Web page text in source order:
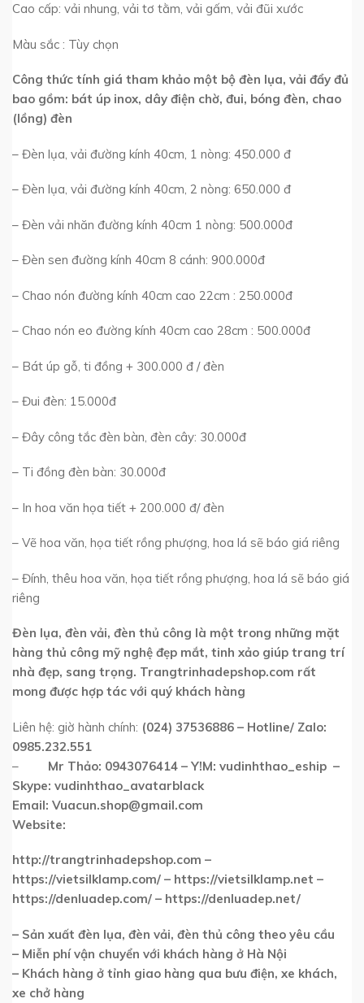
Cao cấp: vải nhung, vải tơ tằm, vải gấm, vải đũi xước
Màu sắc : Tùy chọn
Công thức tính giá tham khảo một bộ đèn lụa, vải đẩy đủ
bao gồm: bát úp inox, dây điện chờ, đui, bóng đèn, chao
(lồng) đèn
– Đèn lụa, vải đường kính 40cm, 1 nòng: 450.000 đ
– Đèn lụa, vải đường kính 40cm, 2 nòng: 650.000 đ
– Đèn vải nhăn đường kính 40cm 1 nòng: 500.000đ
– Đèn sen đường kính 40cm 8 cánh: 900.000đ
– Chao nón đường kính 40cm cao 22cm : 250.000đ
– Chao nón eo đường kính 40cm cao 28cm : 500.000đ
– Bát úp gỗ, ti đồng + 300.000 đ / đèn
– Đui đèn: 15.000đ
– Đây công tắc đèn bàn, đèn cây: 30.000đ
– Ti đồng đèn bàn: 30.000đ
– In hoa văn họa tiết + 200.000 đ/ đèn
– Vẽ hoa văn, họa tiết rồng phượng, hoa lá sẽ báo giá riêng
– Đính, thêu hoa văn, họa tiết rồng phượng, hoa lá sẽ báo giá
riêng
Đèn lụa, đèn vải, đèn thủ công là một trong những mặt
hàng thủ công mỹ nghệ đẹp mắt, tinh xảo giúp trang trí
nhà đẹp, sang trọng. Trangtrinhadepshop.com rất
mong được hợp tác với quý khách hàng
Liên hệ: giờ hành chính: (024) 37536886 – Hotline/ Zalo:
0985.232.551
– Mr Thảo: 0943076414 – Y!M: vudinhthao_eship –
Skype: vudinhthao_avatarblack
Email: Vuacun.shop@gmail.com
Website:
http://trangtrinhadepshop.com –
https://vietsilklamp.com/ – https://vietsilklamp.net –
https://denluadep.com/ – https://denluadep.net/
– Sản xuất đèn lụa, đèn vải, đèn thủ công theo yêu cầu
– Miễn phí vận chuyển với khách hàng ở Hà Nội
– Khách hàng ở tỉnh giao hàng qua bưu điện, xe khách,
xe chở hàng